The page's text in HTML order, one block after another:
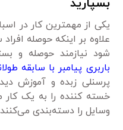
بسپارید
یکی از مهمترین کار در
علاوه بر اینکه حوصله
شود نیازمند حوصله و
باربری پیامبر با سابقه
پرسنلی زبده و آموزش
خسته کننده را به یک کار
وسایل را دسته‌بندی